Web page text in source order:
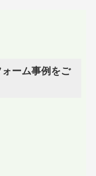
ーム事例をご